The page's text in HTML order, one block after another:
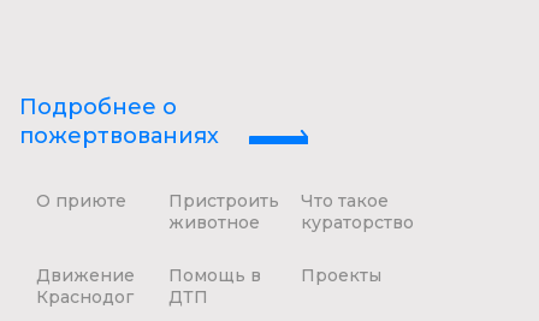
Подробнее о
пожертвованиях
О приюте
Пристроить
животное
Что такое
кураторство
Движение
Краснодог
Помощь в
ДТП
Проекты